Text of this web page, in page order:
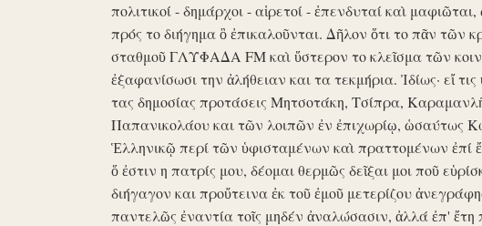
πολιτικοί - δημάρχοι - αἱρετοί - ἐπενδυταί καὶ
πρός το διήγημα ὃ ἐπικαλοῦνται. Δῆλον ὅτι το πᾶν τῶν
σταθμοῦ ΓΛΥΦΑΔΑ FM καὶ ὕστερον το κλεῖσμα τῶν
ἐξαφανίσωσι την ἀλήθειαν και τα τεκμήρια. Ἰδίως· εἴ
τας δημοσίας προτάσεις Μητσοτάκη, Τσίπρα,
Παπανικολάου και τῶν λοιπῶν ἐν ἐπιχωρίῳ, ὡσαύτως
Ἑλληνικῷ περί τῶν ὑφισταμένων καὶ πραττομένων ἐπί
ὅ ἐστιν η πατρίς μου, δέομαι θερμῶς δεῖξαι μοι ποῦ
διήγαγον και προὔτεινα ἐκ τοῦ ἐμοῦ μετερίζου
παντελῶς ἐναντία τοῖς μηδέν ἀναλώσασιν, ἀλλά ἐπ'